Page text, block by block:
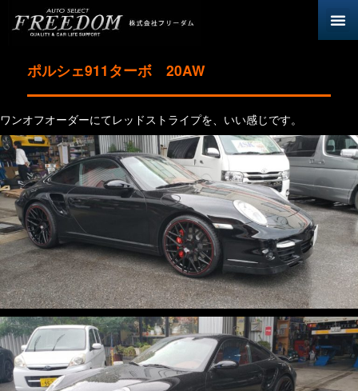
ポルシェ911ターボ 20AW
ワンオフオーダーにてレッドストライプを、いい感じです。